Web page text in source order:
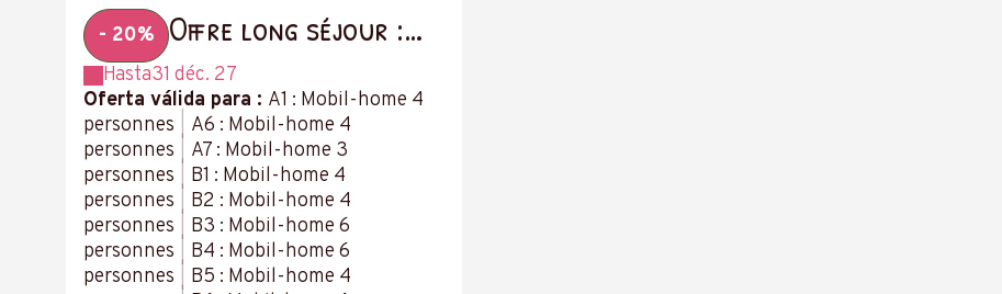
- 20%
Offre long séjour :
-20 % à partir de 14
nuits
Hasta31 déc. 27
Oferta válida para : A1 : Mobil-home 4
personnes
A6 : Mobil-home 4
personnes
A7 : Mobil-home 3
personnes
B1 : Mobil-home 4
personnes
B2 : Mobil-home 4
personnes
B3 : Mobil-home 6
personnes
B4 : Mobil-home 6
personnes
B5 : Mobil-home 4